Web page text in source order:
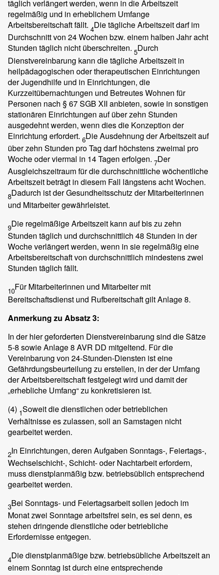
täglich verlängert werden, wenn in die Arbeitszeit
regelmäßig und in erheblichem Umfange
Arbeitsbereitschaft fällt. 4Die tägliche Arbeitszeit darf im
Durchschnitt von 24 Wochen bzw. einem halben Jahr acht
Stunden täglich nicht überschreiten. 5Durch
Dienstvereinbarung kann die tägliche Arbeitszeit in
heilpädagogischen oder therapeutischen Einrichtungen
der Jugendhilfe und in Einrichtungen, die
Kurzzeitübernachtungen und Betreutes Wohnen für
Personen nach § 67 SGB XII anbieten, sowie in sonstigen
stationären Einrichtungen auf über zehn Stunden
ausgedehnt werden, wenn dies die Konzeption der
Einrichtung erfordert. 6Die Ausdehnung der Arbeitszeit auf
über zehn Stunden pro Tag darf höchstens zweimal pro
Woche oder viermal in 14 Tagen erfolgen. 7Der
Ausgleichszeitraum für die durchschnittliche wöchentliche
Arbeitszeit beträgt in diesem Fall längstens acht Wochen.
8Dadurch ist der Gesundheitsschutz der Mitarbeiterinnen
und Mitarbeiter gewährleistet.
9Die regelmäßige Arbeitszeit kann auf bis zu zehn
Stunden täglich und durchschnittlich 48 Stunden in der
Woche verlängert werden, wenn in sie regelmäßig eine
Arbeitsbereitschaft von durchschnittlich mindestens zwei
Stunden täglich fällt.
10Für Mitarbeiterinnen und Mitarbeiter mit
Bereitschaftsdienst und Rufbereitschaft gilt Anlage 8.
Anmerkung zu Absatz 3:
In der hier geforderten Dienstvereinbarung sind die Sätze
5-8 sowie Anlage 8 AVR DD mitgeltend. Für die
Vereinbarung von 24-Stunden-Diensten ist eine
Gefährdungsbeurteilung zu erstellen, in der der Umfang
der Arbeitsbereitschaft festgelegt wird und damit der
„erhebliche Umfang“ zu konkretisieren ist.
(4) 1Soweit die dienstlichen oder betrieblichen
Verhältnisse es zulassen, soll an Samstagen nicht
gearbeitet werden.
2In Einrichtungen, deren Aufgaben Sonntags-, Feiertags-,
Wechselschicht-, Schicht- oder Nachtarbeit erfordern,
muss dienstplanmäßig bzw. betriebsüblich entsprechend
gearbeitet werden.
3Bei Sonntags- und Feiertagsarbeit sollen jedoch im
Monat zwei Sonntage arbeitsfrei sein, es sei denn, es
stehen dringende dienstliche oder betriebliche
Erfordernisse entgegen.
4Die dienstplanmäßige bzw. betriebsübliche Arbeitszeit an
einem Sonntag ist durch eine entsprechende